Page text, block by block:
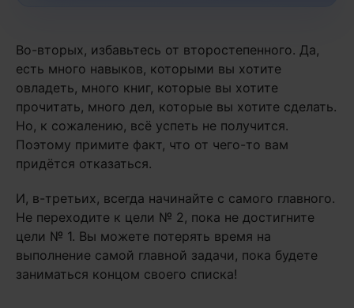
Во-вторых, избавьтесь от второстепенного. Да,
есть много навыков, которыми вы хотите
овладеть, много книг, которые вы хотите
прочитать, много дел, которые вы хотите сделать.
Но, к сожалению, всё успеть не получится.
Поэтому примите факт, что от чего-то вам
придётся отказаться.
И, в-третьих, всегда начинайте с самого главного.
Не переходите к цели № 2, пока не достигните
цели № 1. Вы можете потерять время на
выполнение самой главной задачи, пока будете
заниматься концом своего списка!